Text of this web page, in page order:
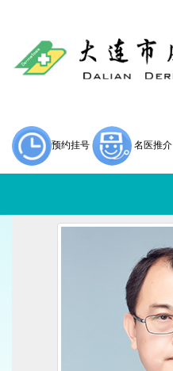
预约挂号 名医推介